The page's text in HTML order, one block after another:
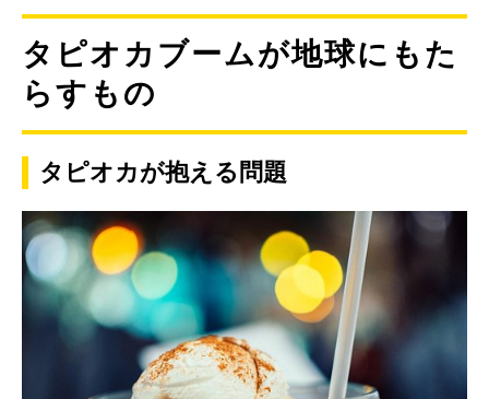
タピオカブームが地球にもた
らすもの
タピオカが抱える問題